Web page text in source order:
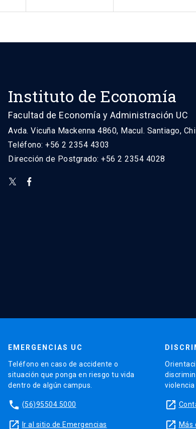
Instituto de Economía
Facultad de Economía y Administración UC
Avda. Vicuña Mackenna 4860, Macul. Santiago,
Teléfono: +56 2 2354 4303
Dirección de Postgrado: +56 2 2354 4028
EMERGENCIAS UC
Teléfono en caso de accidente o
situación que ponga en riesgo tu vida
dentro de algún campus.
phone (56)95504 5000
launch Ir al sitio de Emergencias
violencia
launch
launch Más